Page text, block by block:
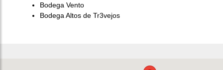
Bodega Vento
Bodega Altos de Tr3vejos